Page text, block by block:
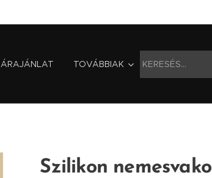
ÁRAJÁNLAT TOVÁBBIAK
Szilikon